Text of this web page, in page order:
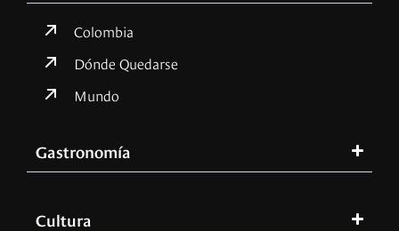
Colombia
Dónde Quedarse
Mundo
Gastronomía
Cultura